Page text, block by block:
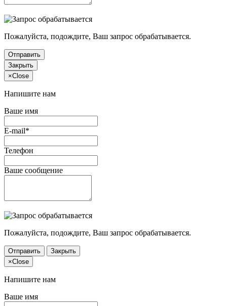
Пожалуйста, подождите, Ваш запрос обрабатывается.
Отправить
Закрыть
×Close
Напишите нам
Ваше имя
E-mail*
Телефон
Ваше сообщение
Пожалуйста, подождите, Ваш запрос обрабатывается.
Отправить
Закрыть
×Close
Напишите нам
Ваше имя